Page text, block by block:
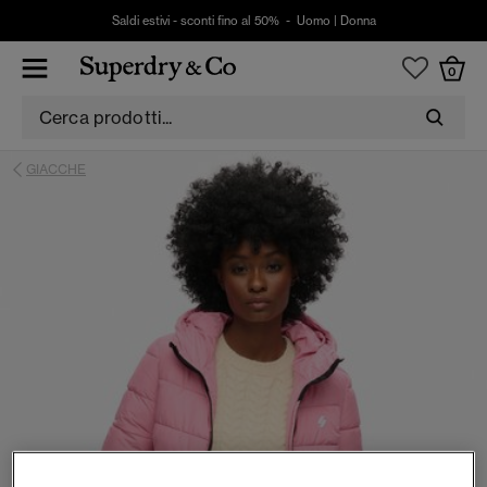
Saldi estivi - sconti fino al 50% - Uomo Donna
0
GIACCHE